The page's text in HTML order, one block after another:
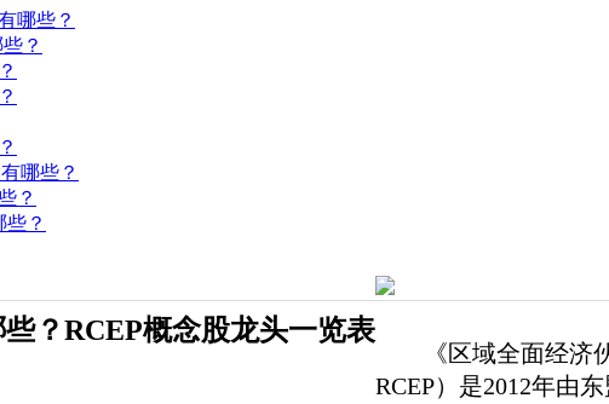
哪些？
？
哪些？
？
？
？RCEP概念股龙头一览表
《区域全面经济伙
RCEP）是2012年由